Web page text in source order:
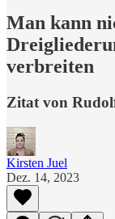
Man kann
verbreiten
Zitat von
Kirsten Juel
Dez. 14, 2023